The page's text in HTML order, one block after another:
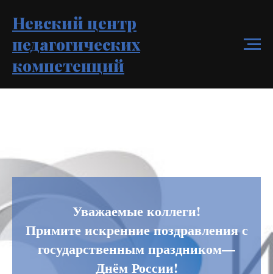
Невский центр
педагогических
компетенций
Уважаемые коллеги!
Примите искренние поздравления с
государственным праздником—
Днём России!